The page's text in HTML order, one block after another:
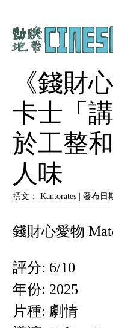
《錢財
卡士「
於工整
人味
撰文： Kantorates | 發布日
錢財心愛物
評分: 6/10
年份: 2025
片種: 劇情